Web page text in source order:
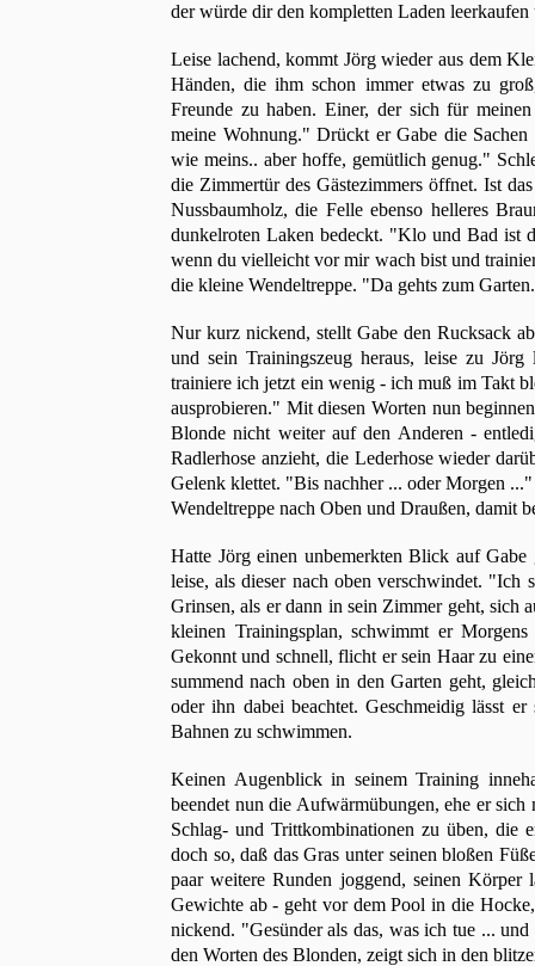
der würde dir den kompletten Laden
Leise lachend, kommt Jörg wieder aus dem
Händen, die ihm schon immer etwas zu
Freunde zu haben. Einer, der sich für
meine Wohnung." Drückt er Gabe die
wie meins.. aber hoffe, gemütlich genug."
die Zimmertür des Gästezimmers öffnet. Ist
Nussbaumholz, die Felle ebenso helleres
dunkelroten Laken bedeckt. "Klo und Bad ist
wenn du vielleicht vor mir wach bist und
die kleine Wendeltreppe. "Da gehts zum
Nur kurz nickend, stellt Gabe den Rucksack
und sein Trainingszeug heraus, leise zu
trainiere ich jetzt ein wenig - ich muß im Takt
ausprobieren." Mit diesen Worten nun
Blonde nicht weiter auf den Anderen -
Radlerhose anzieht, die Lederhose wieder
Gelenk klettet. "Bis nachher ... oder Morgen
Wendeltreppe nach Oben und Draußen, damit
Hatte Jörg einen unbemerkten Blick auf
leise, als dieser nach oben verschwindet.
Grinsen, als er dann in sein Zimmer geht, sich
kleinen Trainingsplan, schwimmt er
Gekonnt und schnell, flicht er sein Haar zu
summend nach oben in den Garten geht,
oder ihn dabei beachtet. Geschmeidig lässt
Bahnen zu schwimmen.
Keinen Augenblick in seinem Training
beendet nun die Aufwärmübungen, ehe er
Schlag- und Trittkombinationen zu üben, die
doch so, daß das Gras unter seinen bloßen
paar weitere Runden joggend, seinen Körper
Gewichte ab - geht vor dem Pool in die
nickend. "Gesünder als das, was ich tue ...
den Worten des Blonden, zeigt sich in den